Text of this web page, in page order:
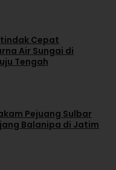
Cepat
Air Sungai di
Tengah
Pejuang Sulbar
Balanipa di Jatim